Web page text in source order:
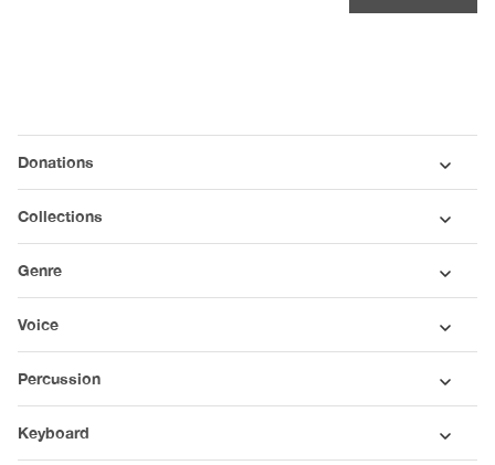
Donations
Collections
Genre
Voice
Percussion
Keyboard